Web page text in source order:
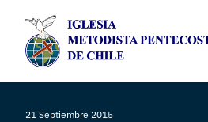
21 Septiembre 2015